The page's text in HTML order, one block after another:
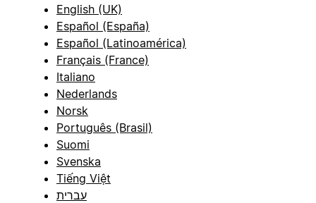
English (UK)
Español (España)
Español (Latinoamérica)
Français (France)
Italiano
Nederlands
Norsk
Português (Brasil)
Suomi
Svenska
Tiếng Việt
עברית